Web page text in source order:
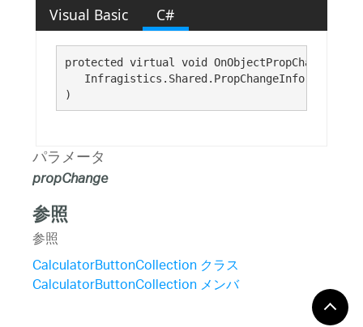
Visual Basic C#
protected virtual void OnObjectPropChanged(
Infragistics.Shared.PropChangeInfo
)
パラメータ
propChange
参照
参照
CalculatorButtonCollection クラス
CalculatorButtonCollection メンバ